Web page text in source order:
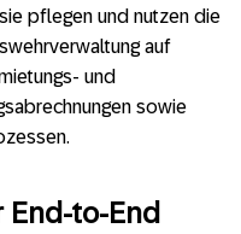
pflegen und nutzen die
auf
und
sowie
End-to-End